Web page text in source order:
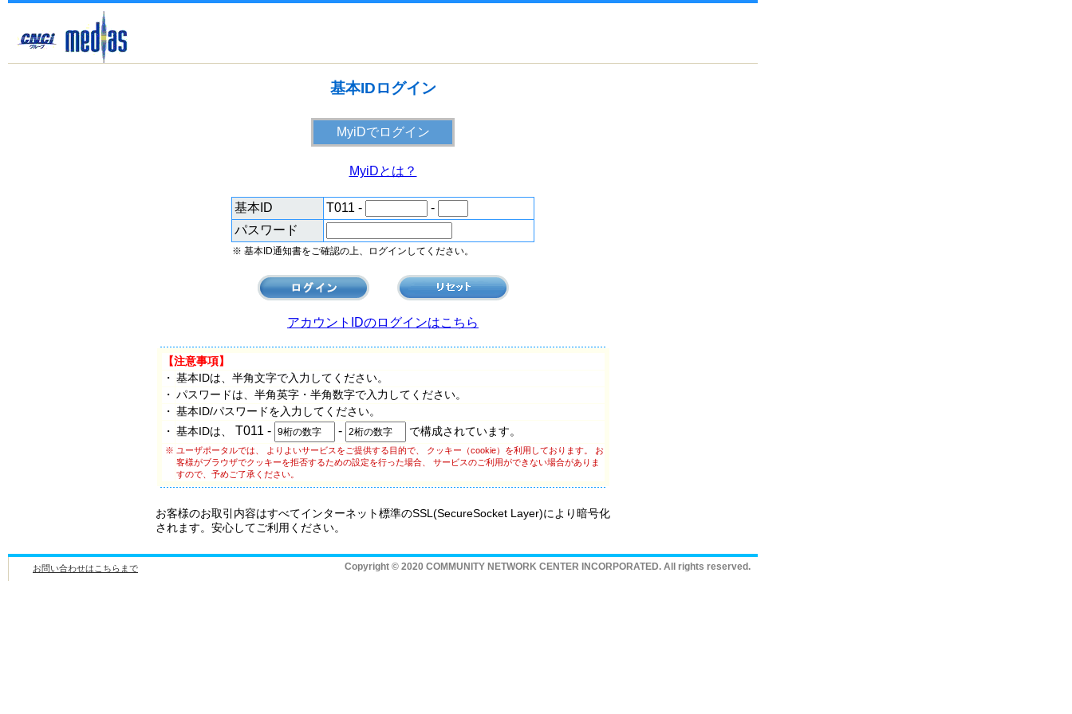
基本IDログイン
MyiDとは？
基本ID T011 -
-
パスワード
※ 基本ID通知書をご確認の上、ログインしてください。
アカウントIDのログインはこちら
【注意事項】
・ 基本IDは、半角文字で入力してください。
・ パスワードは、半角英字・半角数字で入力してください。
・ 基本ID/パスワードを入力してください。
・ 基本IDは、 T011 - - で構成されています。
※ ユーザポータルでは、 よりよいサービスをご提供する目的で、 クッキー（cookie）を利用しております。 お
客様がブラウザでクッキーを拒否するための設定を行った場合、 サービスのご利用ができない場合がありま
すので、予めご了承ください。
お客様のお取引内容はすべてインターネット標準のSSL(SecureSocket Layer)により暗号化
されます。安心してご利用ください。
お問い合わせはこちらまで